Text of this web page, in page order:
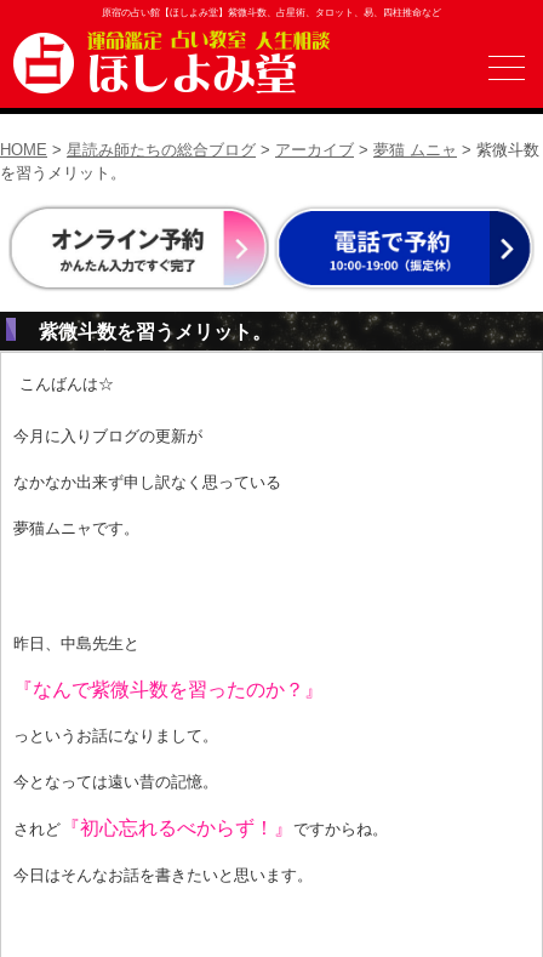
原宿の占い館【ほしよみ堂】紫微斗数、占星術、タロット、易、四柱推命など
HOME > 星読み師たちの総合ブログ > アーカイブ > 夢猫 ムニャ > 紫微斗数
を習うメリット。
紫微斗数を習うメリット。
こんばんは☆
今月に入りブログの更新が
なかなか出来ず申し訳なく思っている
夢猫ムニャです。
昨日、中島先生と
『なんで紫微斗数を習ったのか？』
っというお話になりまして。
今となっては遠い昔の記憶。
されど『初心忘れるべからず！』 ですからね。
今日はそんなお話を書きたいと思います。